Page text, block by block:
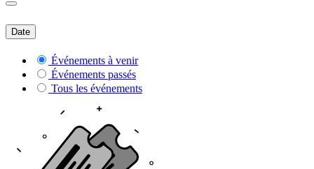
Date
Événements à venir
Événements passés
Tous les événements